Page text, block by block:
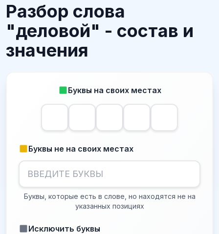
Разбор слова
"деловой" - состав и
значения
Буквы на своих местах
Буквы не на своих местах
Буквы, которые есть в слове, но находятся не на
указанных позициях
Исключить буквы